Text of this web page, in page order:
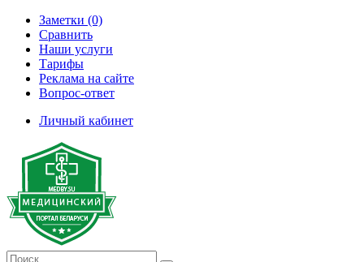
Заметки (0)
Сравнить
Наши услуги
Тарифы
Реклама на сайте
Вопрос-ответ
Личный кабинет